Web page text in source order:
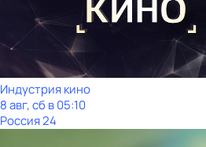
Индустрия кино
8 авг, сб в 05:10
Россия 24